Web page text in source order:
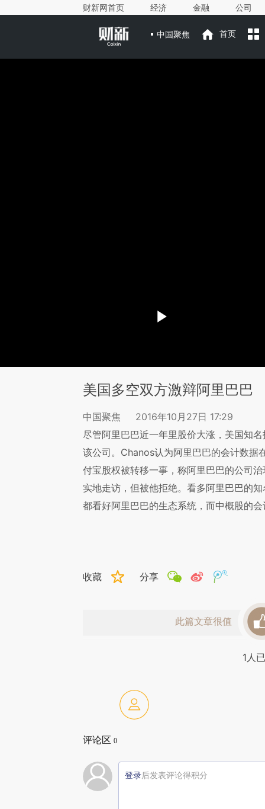
财新网首页 经济 金融 公司
中国聚焦 首页
美国多空双方激辩阿里巴巴
中国聚焦
2016年10月27日 17:29
尽管阿里巴巴近一年里股价大涨，美国知
该公司。Chanos认为阿里巴巴的会计数据
付宝股权被转移一事，称阿里巴巴的公司
实地走访，但被他拒绝。看多阿里巴巴的
都看好阿里巴巴的生态系统，而中概股的
收藏 分享
此篇文章很值
1人
评论区 0
登录后发表评论得积分